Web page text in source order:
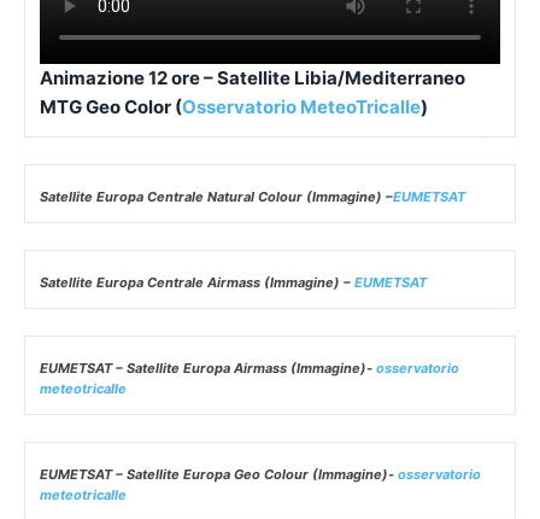
Animazione 12 ore – Satellite Libia/Mediterraneo
MTG Geo Color (Osservatorio MeteoTricalle)
Satellite Europa Centrale Natural Colour (Immagine) –EUMETSAT
Satellite Europa Centrale Airmass (Immagine) – EUMETSAT
EUMETSAT – Satellite Europa Airmass (Immagine)- osservatorio
meteotricalle
EUMETSAT – Satellite Europa Geo Colour (Immagine)- osservatorio
meteotricalle